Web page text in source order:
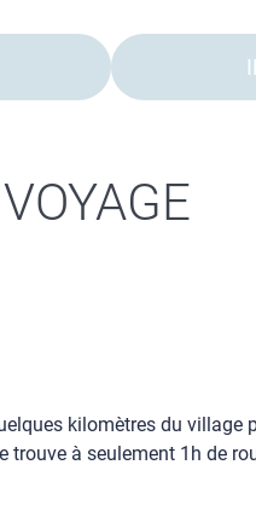
kilomètres du village
trouve à seulement 1h de